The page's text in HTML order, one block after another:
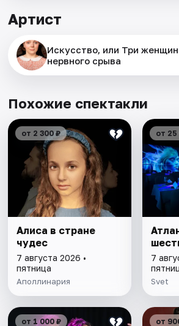
Артист
Искусство, или Три
нервного срыва
Похожие спектакли
от 2 300 ₽
Алиса в стране
чудес
7 августа 2026 •
пятница
Аполлинария
от 25
7
Svet
от 1 000 ₽ от